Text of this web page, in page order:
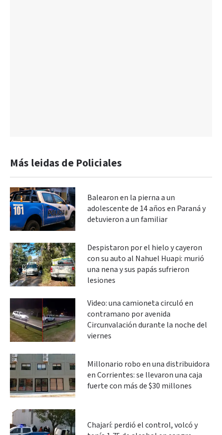
Más leidas de Policiales
Balearon en la pierna a un
adolescente de 14 años en Paraná y
detuvieron a un familiar
Despistaron por el hielo y cayeron
con su auto al Nahuel Huapi: murió
una nena y sus papás sufrieron
lesiones
Video: una camioneta circuló en
contramano por avenida
Circunvalación durante la noche del
viernes
Millonario robo en una distribuidora
en Corrientes: se llevaron una caja
fuerte con más de $30 millones
Chajarí: perdió el control, volcó y